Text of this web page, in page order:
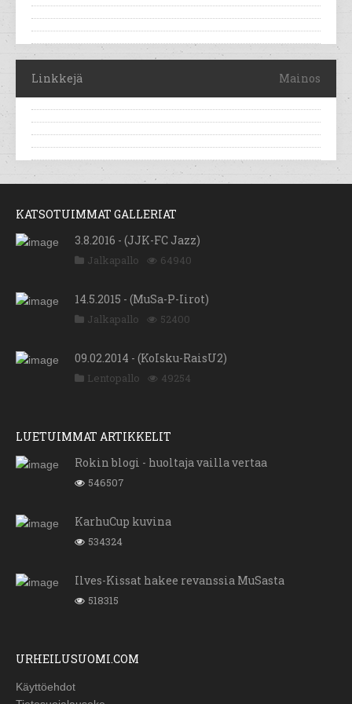
Linkkejä Mainos
KATSOTUIMMAT GALLERIAT
3.8.2016 - (JJK-FC Jazz)
Jalkapallo 64940
14.5.2015 - (MuSa-P-Iirot)
Jalkapallo 52400
09.02.2014 - (KoIsku-RaisU2)
Lentopallo 49254
LUETUIMMAT ARTIKKELIT
Rokin blogi - huoltaja vailla vertaa
546507
KarhuCup kuvina
534324
Ilves-Kissat hakee revanssia MuSasta
518315
URHEILUSUOMI.COM
Käyttöehdot